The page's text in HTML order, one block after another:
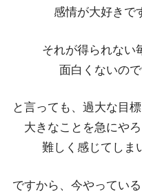
感情が大好きで
それが得られない
面白くないので
と言っても、過大な目
大きなことを急にや
難しく感じてしま
ですから、今やってい